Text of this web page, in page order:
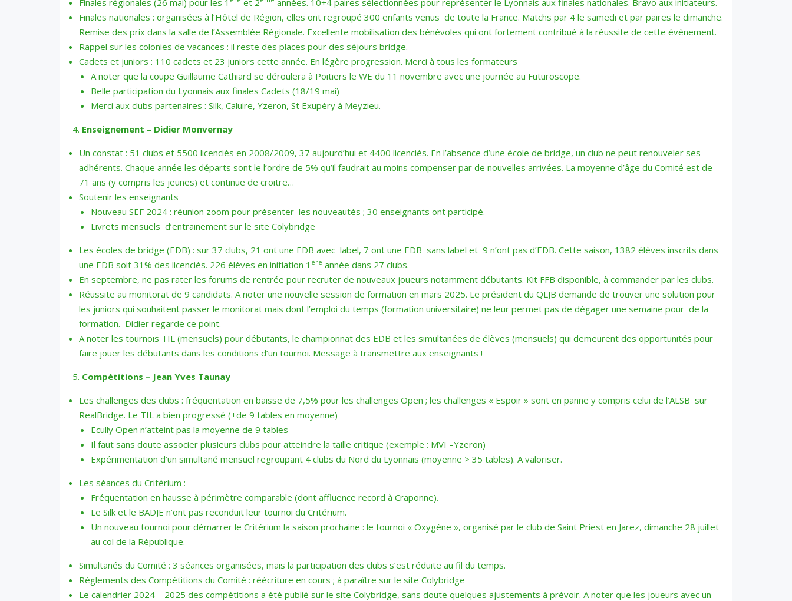
Finales régionales (26 mai) pour les 1
et 2
années. 10+4 paires sélectionnées pour représenter le Lyonnais aux finales nationales. Bravo aux initiateurs.
Finales nationales : organisées à l’Hôtel de Région, elles ont regroupé 300 enfants venus de toute la France. Matchs par 4 le samedi et par paires le dimanche.
Remise des prix dans la salle de l’Assemblée Régionale. Excellente mobilisation des bénévoles qui ont fortement contribué à la réussite de cette évènement.
Rappel sur les colonies de vacances : il reste des places pour des séjours bridge.
Cadets et juniors : 110 cadets et 23 juniors cette année. En légère progression. Merci à tous les formateurs
A noter que la coupe Guillaume Cathiard se déroulera à Poitiers le WE du 11 novembre avec une journée au Futuroscope.
Belle participation du Lyonnais aux finales Cadets (18/19 mai)
Merci aux clubs partenaires : Silk, Caluire, Yzeron, St Exupéry à Meyzieu.
Enseignement – Didier Monvernay
Un constat : 51 clubs et 5500 licenciés en 2008/2009, 37 aujourd’hui et 4400 licenciés. En l’absence d’une école de bridge, un club ne peut renouveler ses
adhérents. Chaque année les départs sont le l’ordre de 5% qu’il faudrait au moins compenser par de nouvelles arrivées. La moyenne d’âge du Comité est de
71 ans (y compris les jeunes) et continue de croitre…
Soutenir les enseignants
Nouveau SEF 2024 : réunion zoom pour présenter les nouveautés ; 30 enseignants ont participé.
Livrets mensuels d’entrainement sur le site Colybridge
Les écoles de bridge (EDB) : sur 37 clubs, 21 ont une EDB avec label, 7 ont une EDB sans label et 9 n’ont pas d’EDB. Cette saison, 1382 élèves inscrits dans
une EDB soit 31% des licenciés. 226 élèves en initiation 1 ère année dans 27 clubs.
En septembre, ne pas rater les forums de rentrée pour recruter de nouveaux joueurs notamment débutants. Kit FFB disponible, à commander par les clubs.
Réussite au monitorat de 9 candidats. A noter une nouvelle session de formation en mars 2025. Le président du QLJB demande de trouver une solution pour
les juniors qui souhaitent passer le monitorat mais dont l’emploi du temps (formation universitaire) ne leur permet pas de dégager une semaine pour de la
formation. Didier regarde ce point.
A noter les tournois TIL (mensuels) pour débutants, le championnat des EDB et les simultanées de élèves (mensuels) qui demeurent des opportunités pour
faire jouer les débutants dans les conditions d’un tournoi. Message à transmettre aux enseignants !
Compétitions – Jean Yves Taunay
Les challenges des clubs : fréquentation en baisse de 7,5% pour les challenges Open ; les challenges « Espoir » sont en panne y compris celui de l’ALSB sur
RealBridge. Le TIL a bien progressé (+de 9 tables en moyenne)
Ecully Open n’atteint pas la moyenne de 9 tables
Il faut sans doute associer plusieurs clubs pour atteindre la taille critique (exemple : MVI –Yzeron)
Expérimentation d’un simultané mensuel regroupant 4 clubs du Nord du Lyonnais (moyenne > 35 tables). A valoriser.
Les séances du Critérium :
Fréquentation en hausse à périmètre comparable (dont affluence record à Craponne).
Le Silk et le BADJE n’ont pas reconduit leur tournoi du Critérium.
Un nouveau tournoi pour démarrer le Critérium la saison prochaine : le tournoi « Oxygène », organisé par le club de Saint Priest en Jarez, dimanche 28 juillet
au col de la République.
Simultanés du Comité : 3 séances organisées, mais la participation des clubs s’est réduite au fil du temps.
Règlements des Compétitions du Comité : réécriture en cours ; à paraître sur le site Colybridge
Le calendrier 2024 – 2025 des compétitions a été publié sur le site Colybridge, sans doute quelques ajustements à prévoir. A noter que les joueurs avec un